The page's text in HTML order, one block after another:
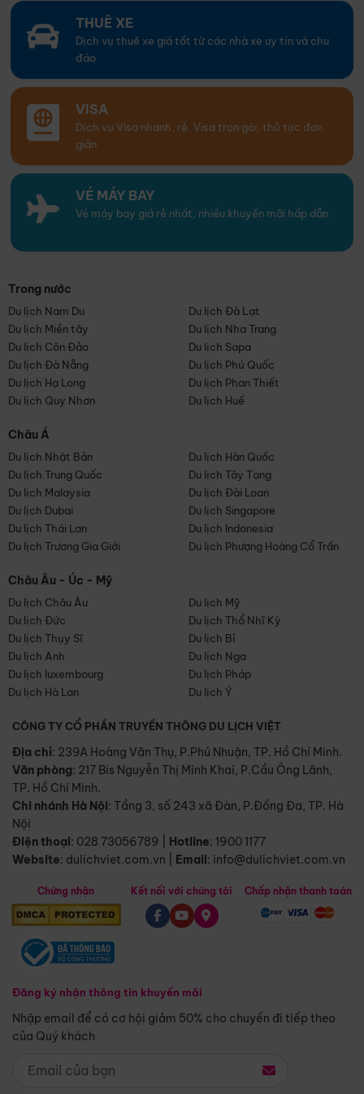
THUÊ XE
Dịch vụ thuê xe giá tốt từ các nhà xe uy tín và chu
đáo
VISA
Dịch vụ Visa nhanh, rẻ. Visa trọn gói, thủ tục đơn
giản
VÉ MÁY BAY
Vé máy bay giá rẻ nhất, nhiều khuyến mãi hấp dẫn
Trong nước
Du lịch Nam Du
Du lịch Đà Lạt
Du lịch Miền tây
Du lịch Nha Trang
Du lịch Côn Đảo
Du lịch Sapa
Du lịch Đà Nẵng
Du lịch Phú Quốc
Du lịch Hạ Long
Du lịch Phan Thiết
Du lịch Quy Nhơn
Du lịch Huế
Châu Á
Du lịch Nhật Bản
Du lịch Hàn Quốc
Du lịch Trung Quốc
Du lịch Tây Tạng
Du lịch Malaysia
Du lịch Đài Loan
Du lịch Dubai
Du lịch Singapore
Du lịch Thái Lan
Du lịch Indonesia
Du lịch Trương Gia Giới
Du lịch Phượng Hoàng Cổ Trấn
Châu Âu - Úc - Mỹ
Du lịch Châu Âu
Du lịch Mỹ
Du lịch Đức
Du lịch Thổ Nhĩ Kỳ
Du lịch Thụy Sĩ
Du lịch Bỉ
Du lịch Anh
Du lịch Nga
Du lịch luxembourg
Du lịch Pháp
Du lịch Hà Lan
Du lịch Ý
CÔNG TY CỔ PHẦN TRUYỀN THÔNG DU LỊCH VIỆT
Địa chỉ: 239A Hoàng Văn Thụ, P.Phú Nhuận, TP. Hồ Chí Minh.
Văn phòng: 217 Bis Nguyễn Thị Minh Khai, P.Cầu Ông Lãnh,
TP. Hồ Chí Minh.
Chi nhánh Hà Nội: Tầng 3, số 243 xã Đàn, P.Đống Đa, TP. Hà
Nội
Điện thoại: 028 73056789 Hotline: 1900 1177
Website: dulichviet.com.vn Email: info@dulichviet.com.vn
Chứng nhận
Đăng ký nhận thông tin khuyến mãi
Nhập email để có cơ hội giảm 50% cho chuyến đi tiếp theo
của Quý khách
Kết nối với chúng tôi Chấp nhận thanh toán